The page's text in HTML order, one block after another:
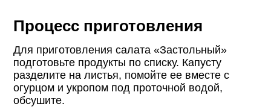
Процесс приготовления
Для приготовления салата «Застольный»
подготовьте продукты по списку. Капусту
разделите на листья, помойте ее вместе с
огурцом и укропом под проточной водой,
обсушите.